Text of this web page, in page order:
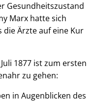
Gesundheitszustand
Marx hatte sich
Ärzte auf eine Kur
1877 ist zum ersten
zu gehen:
in Augenblicken des